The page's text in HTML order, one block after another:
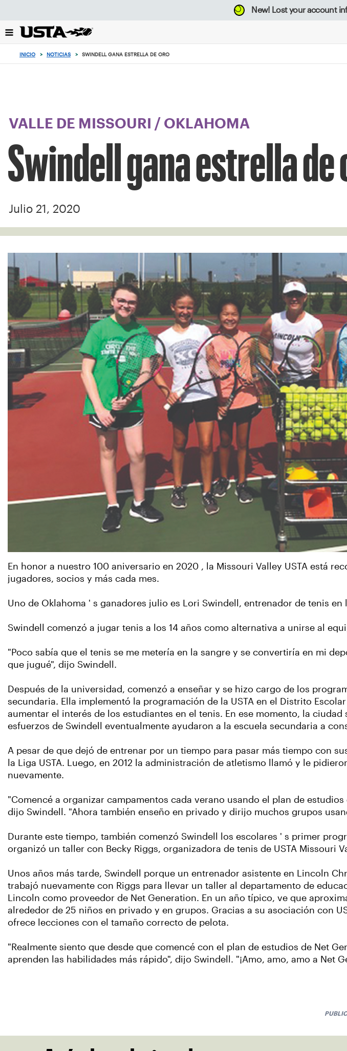
el
botón
New! Lost your account
INICIO > NOTICIAS > SWINDELL GANA ESTRELLA DE ORO
VALLE DE MISSOURI / OKLAHOMA
Swindell gana estrella de
Julio 21, 2020
En honor a nuestro 100 aniversario en 2020 , la Missouri Valley USTA está
jugadores, socios y más cada mes.
Uno de Oklahoma ' s ganadores julio es Lori Swindell, entrenador de tenis
Swindell comenzó a jugar tenis a los 14 años como alternativa a unirse al
"Poco sabía que el tenis se me metería en la sangre y se convertiría en mi
que jugué", dijo Swindell.
Después de la universidad, comenzó a enseñar y se hizo cargo de los
secundaria. Ella implementó la programación de la USTA en el Distrito
aumentar el interés de los estudiantes en el tenis. En ese momento, la
esfuerzos de Swindell eventualmente ayudaron a la escuela secundaria a
A pesar de que dejó de entrenar por un tiempo para pasar más tiempo con
la Liga USTA. Luego, en 2012 la administración de atletismo llamó y le
nuevamente.
"Comencé a organizar campamentos cada verano usando el plan de
dijo Swindell. "Ahora también enseño en privado y dirijo muchos grupos
Durante este tiempo, también comenzó Swindell los escolares ' s primer
organizó un taller con Becky Riggs, organizadora de tenis de USTA Missouri
Unos años más tarde, Swindell porque un entrenador asistente en Lincoln
trabajó nuevamente con Riggs para llevar un taller al departamento de
Lincoln como proveedor de Net Generation. En un año típico, ve que
alrededor de 25 niños en privado y en grupos. Gracias a su asociación con
ofrece lecciones con el tamaño correcto de pelota.
"Realmente siento que desde que comencé con el plan de estudios de Net
aprenden las habilidades más rápido", dijo Swindell. "¡Amo, amo, amo a Net